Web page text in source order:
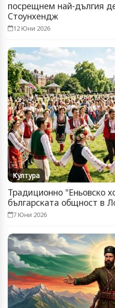
посрещнем най-дългия
Стоунхендж
12 Юни 2026
Култура
Традиционно "Еньовско
българската общност в
7 Юни 2026